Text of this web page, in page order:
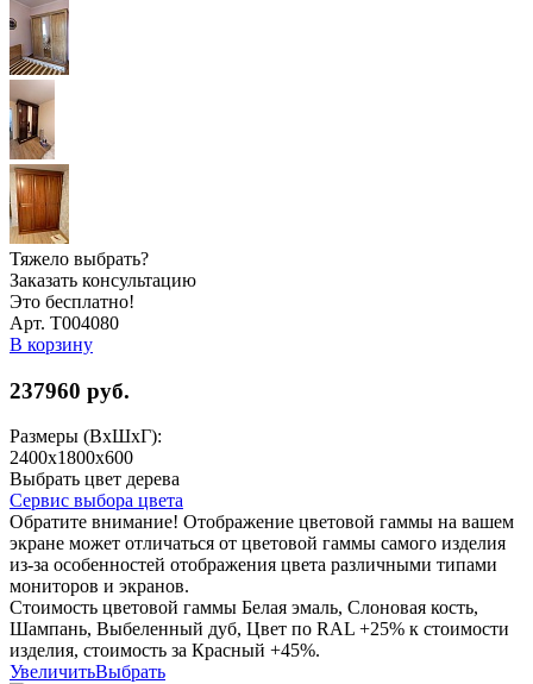
Тяжело выбрать?
Заказать консультацию
Это бесплатно!
Арт. Т004080
В корзину
237960 руб.
Размеры (ВхШхГ):
2400х1800х600
Выбрать цвет дерева
Сервис выбора цвета
Обратите внимание! Отображение цветовой гаммы на вашем
экране может отличаться от цветовой гаммы самого изделия
из-за особенностей отображения цвета различными типами
мониторов и экранов.
Стоимость цветовой гаммы Белая эмаль, Слоновая кость,
Шампань, Выбеленный дуб, Цвет по RAL +25% к стоимости
изделия, стоимость за Красный +45%.
УвеличитьВыбрать